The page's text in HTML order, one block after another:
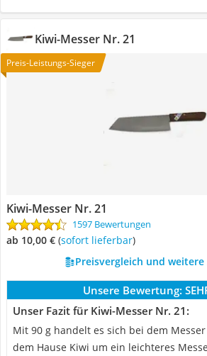
Kiwi-Messer Nr. 21
Preis-Leistungs-Sieger
Kiwi-Messer Nr. 21
1597 Bewertungen
ab 10,00 € ( Sofort lieferbar)
Preisvergleich und weitere
Unsere Bewertung:
Unser Fazit für Kiwi-Messer Nr. 21:
Mit 90 g handelt es sich bei dem
dem Hause Kiwi um ein leichteres